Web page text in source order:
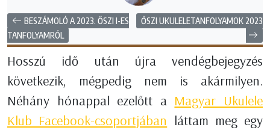
BESZÁMOLÓ A 2023. ŐSZI I-ES
TANFOLYAMRÓL
ŐSZI UKULELETANFOLYAMOK 2023
Hosszú idő után újra vendégbejegyzés
következik, mégpedig nem is akármilyen.
Néhány hónappal ezelőtt a Magyar Ukulele
Klub Facebook-csoportjában láttam meg egy